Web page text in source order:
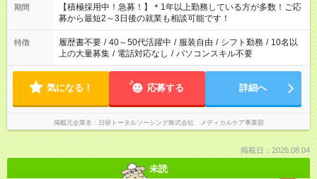
たくない」 など、ご希望を教えてくださいね。 ※Wワーク希望
の方へ 今ご覧のお仕事で希望する勤務時間と、もう1つのお仕事
の勤務時間。 合計で週40時間を超える場合は応募できません。
期間
【積極採用中！急募！】＊1年以上勤務している方が多数！ご応
募から最短2～3日後の就業も相談可能です！
特徴 履歴書不要 / 40～50代活躍中 / 服装自由 / シフト勤務 / 10名以
上の大量募集 / 電話対応なし / パソコンスキル不要
気になる！ 応募する 詳細へ
掲載元企業名 日研トータルソーシング株式会社 メディカルケア事業部
掲載日：2026.08.04
未読